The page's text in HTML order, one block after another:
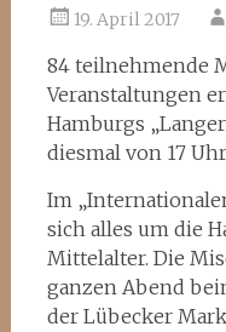
19. April 2017
84 teilnehmende
Veranstaltungen
Hamburgs
diesmal von 17
Im
sich alles um die
Mittelalter. Die
ganzen Abend
der Lübecker